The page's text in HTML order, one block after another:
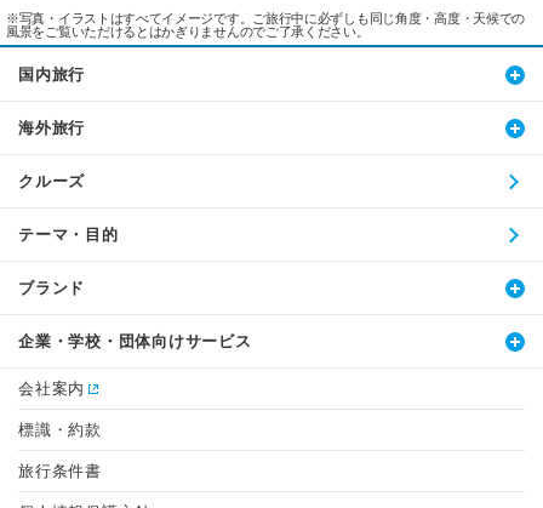
※写真・イラストはすべてイメージです。ご旅行中に必ずしも同じ角度・高度・天候での
風景をご覧いただけるとはかぎりませんのでご了承ください。
国内旅行
海外旅行
クルーズ
テーマ・目的
ブランド
企業・学校・団体向けサービス
会社案内
標識・約款
旅行条件書